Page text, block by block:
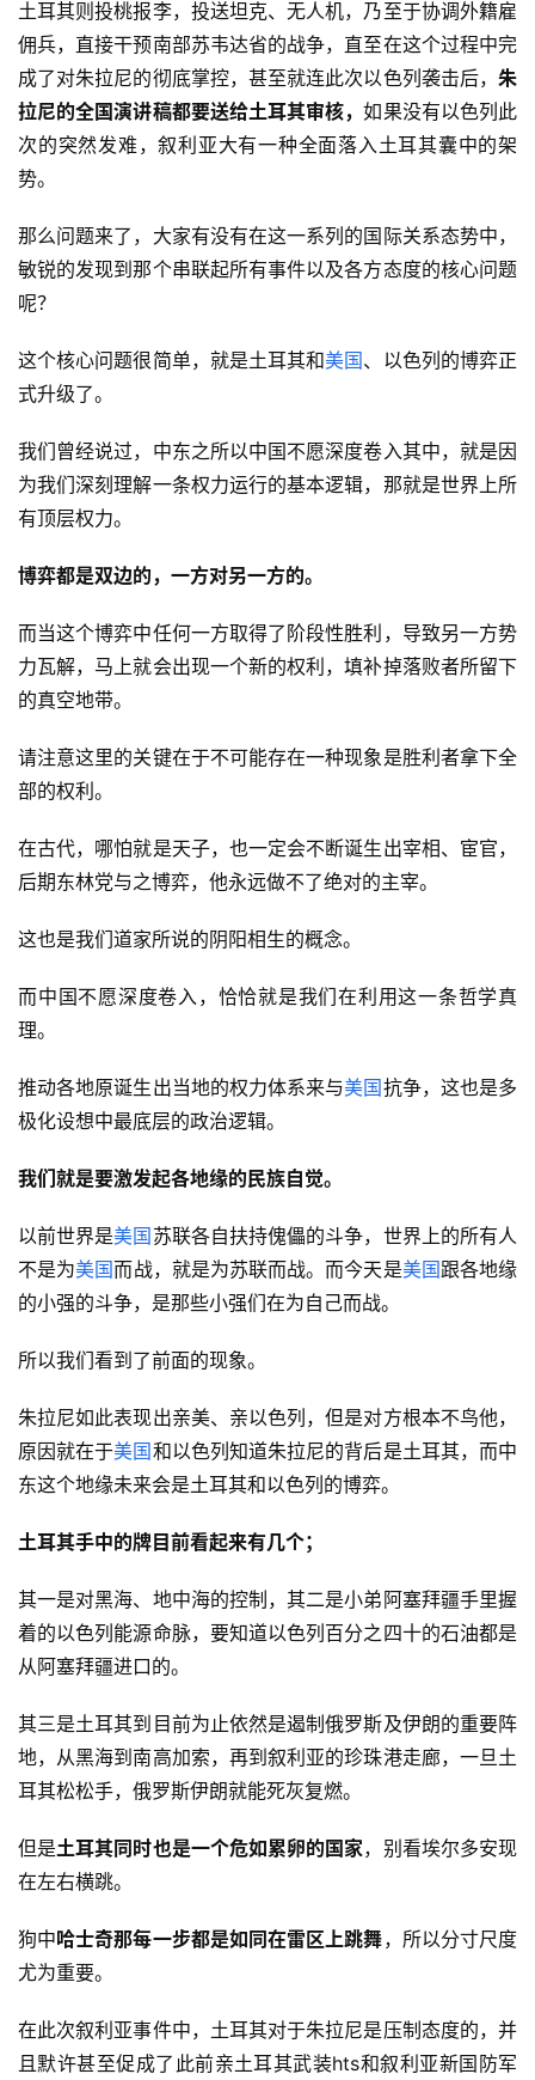
土耳其则投桃报李，投送坦克、无人机，乃至于协调外籍雇
佣兵，直接干预南部苏韦达省的战争，直至在这个过程中完
成了对朱拉尼的彻底掌控，甚至就连此次以色列袭击后， 朱
拉尼的全国演讲稿都要送给土耳其审核，如果没有以色列此
次的突然发难，叙利亚大有一种全面落入土耳其囊中的架
势。
那么问题来了，大家有没有在这一系列的国际关系态势中，
敏锐的发现到那个串联起所有事件以及各方态度的核心问题
呢？
这个核心问题很简单，就是土耳其和美国、以色列的博弈正
式升级了。
我们曾经说过，中东之所以中国不愿深度卷入其中，就是因
为我们深刻理解一条权力运行的基本逻辑，那就是世界上所
有顶层权力。
博弈都是双边的，一方对另一方的。
而当这个博弈中任何一方取得了阶段性胜利，导致另一方势
力瓦解，马上就会出现一个新的权利，填补掉落败者所留下
的真空地带。
请注意这里的关键在于不可能存在一种现象是胜利者拿下全
部的权利。
在古代，哪怕就是天子，也一定会不断诞生出宰相、宦官，
后期东林党与之博弈，他永远做不了绝对的主宰。
这也是我们道家所说的阴阳相生的概念。
而中国不愿深度卷入，恰恰就是我们在利用这一条哲学真
理。
推动各地原诞生出当地的权力体系来与美国抗争，这也是多
极化设想中最底层的政治逻辑。
我们就是要激发起各地缘的民族自觉。
以前世界是美国 苏联各自扶持傀儡的斗争，世界上的所有人
不是为美国而战，就是为苏联而战。而今天是美国跟各地缘
的小强的斗争，是那些小强们在为自己而战。
所以我们看到了前面的现象。
朱拉尼如此表现出亲美、亲以色列，但是对方根本不鸟他，
原因就在于美国和以色列知道朱拉尼的背后是土耳其，而中
东这个地缘未来会是土耳其和以色列的博弈。
土耳其手中的牌目前看起来有几个；
其一是对黑海、地中海的控制，其二是小弟阿塞拜疆手里握
着的以色列能源命脉，要知道以色列百分之四十的石油都是
从阿塞拜疆进口的。
其三是土耳其到目前为止依然是遏制俄罗斯及伊朗的重要阵
地，从黑海到南高加索，再到叙利亚的珍珠港走廊，一旦土
耳其松松手，俄罗斯伊朗就能死灰复燃。
但是土耳其同时也是一个危如累卵的国家，别看埃尔多安现
在左右横跳。
狗中哈士奇那每一步都是如同在雷区上跳舞，所以分寸尺度
尤为重要。
在此次叙利亚事件中，土耳其对于朱拉尼是压制态度的，并
且默许甚至促成了此前亲土耳其武装hts和叙利亚新国防军